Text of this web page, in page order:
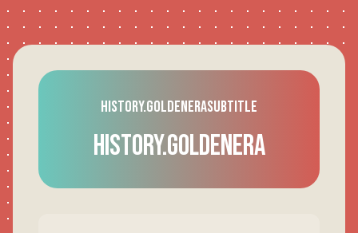
history.goldenEraSubtitle
history.goldenEra